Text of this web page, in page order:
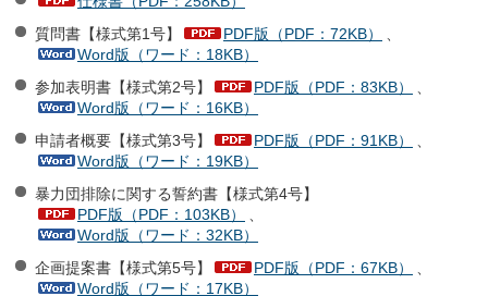
質問書【様式第1号】
PDF版（PDF：72KB）
Word版（ワード：18KB）
参加表明書【様式第2号】
PDF版（PDF：83KB）
Word版（ワード：16KB）
申請者概要【様式第3号】
PDF版（PDF：91KB）
Word版（ワード：19KB）
暴力団排除に関する誓約書【様式第4号】
PDF版（PDF：103KB）
Word版（ワード：32KB）
企画提案書【様式第5号】
PDF版（PDF：67KB）
Word版（ワード：17KB）